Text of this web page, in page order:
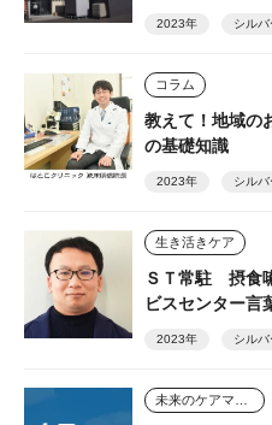
2023年 シル
コラム
教えて！地域
の基礎知識
2023年 シル
生き活きケア
ＳＴ常駐 摂食
ビスセンター言
2023年 シル